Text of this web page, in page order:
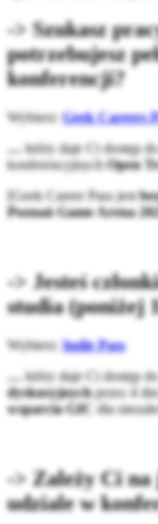
-> Szukasz
potrzebujesz
konferencji?
Wybierz:Geek Careers
…który daje Ci dostęp
konferencyjnychOpen
[Geek Career Pass jest
Poznań Game Arena
-> Jesteś
studia (poniżej
Wybierz:Indie Pass
…który daje Ci dostęp
dyskusyjnychprzez 4
wsparcia GIC
dla
-> Zależy Ci na
udziale w